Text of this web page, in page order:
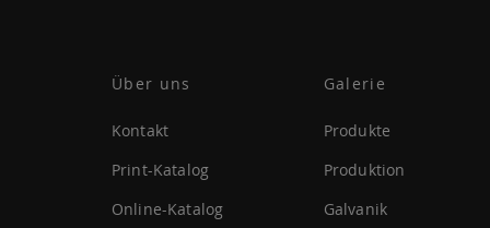
Über uns
Kontakt
Print-Katalog
Online-Katalog
Galerie
Produkte
Produktion
Galvanik